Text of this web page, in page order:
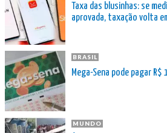
Taxa das blusinhas: se
aprovada, taxação volta
BRASIL
Mega-Sena pode pagar
MUNDO